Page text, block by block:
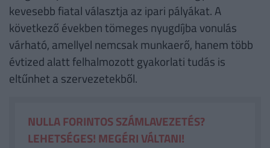
kevesebb fiatal választja az ipari pályákat. A
következő években tömeges nyugdíjba vonulás
várható, amellyel nemcsak munkaerő, hanem több
évtized alatt felhalmozott gyakorlati tudás is
eltűnhet a szervezetekből.
NULLA FORINTOS SZÁMLAVEZETÉS?
LEHETSÉGES! MEGÉRI VÁLTANI!